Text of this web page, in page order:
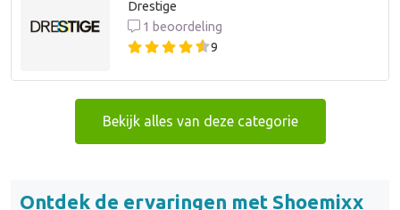
Drestige
1 beoordeling
9
Bekijk alles van deze categorie
Ontdek de ervaringen met Shoemixx